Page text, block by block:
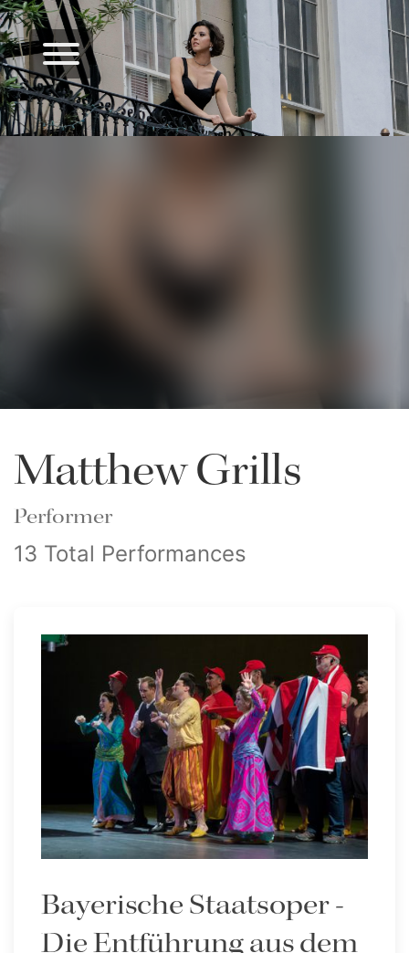
Matthew Grills
Performer
13 Total Performances
Bayerische Staatsoper -
Die Entführung aus dem